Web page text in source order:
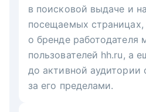
в поисковой выдаче и
посещаемых страницах,
о бренде работодателя
пользователей hh.ru, а
до активной аудитории
за его пределами.